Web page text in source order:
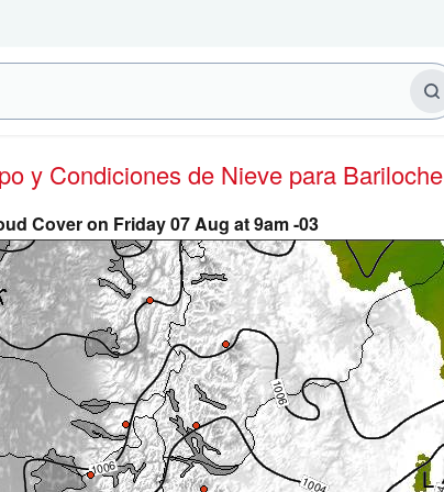
y Condiciones de Nieve para Bariloche
Cover on Friday 07 Aug at 9am -03